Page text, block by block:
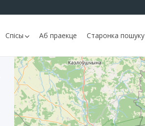
Спісы Аб праекце Старонка пошуку